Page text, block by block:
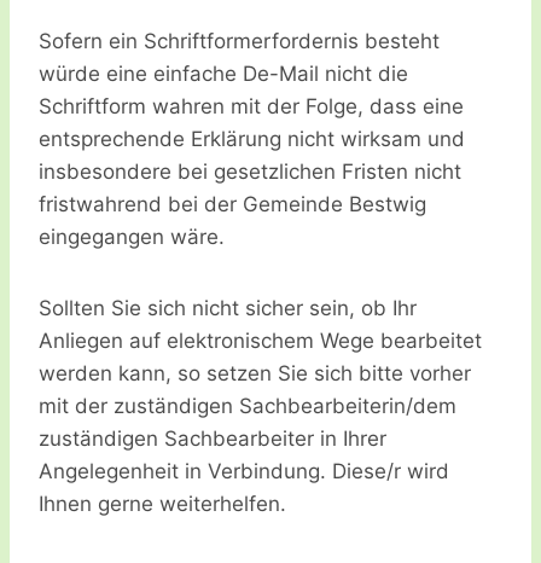
Sofern ein Schriftformerfordernis besteht
würde eine einfache De-Mail nicht die
Schriftform wahren mit der Folge, dass eine
entsprechende Erklärung nicht wirksam und
insbesondere bei gesetzlichen Fristen nicht
fristwahrend bei der Gemeinde Bestwig
eingegangen wäre.
Sollten Sie sich nicht sicher sein, ob Ihr
Anliegen auf elektronischem Wege bearbeitet
werden kann, so setzen Sie sich bitte vorher
mit der zuständigen Sachbearbeiterin/dem
zuständigen Sachbearbeiter in Ihrer
Angelegenheit in Verbindung. Diese/r wird
Ihnen gerne weiterhelfen.